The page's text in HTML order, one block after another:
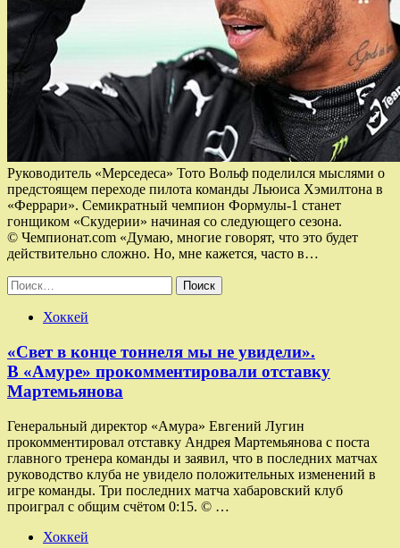
Руководитель «Мерседеса» Тото Вольф поделился мыслями о
предстоящем переходе пилота команды Льюиса Хэмилтона в
«Феррари». Семикратный чемпион Формулы-1 станет
гонщиком «Скудерии» начиная со следующего сезона.
© Чемпионат.com «Думаю, многие говорят, что это будет
действительно сложно. Но, мне кажется, часто в…
Найти:
Хоккей
«Свет в конце тоннеля мы не увидели».
В «Амуре» прокомментировали отставку
Мартемьянова
Генеральный директор «Амура» Евгений Лугин
прокомментировал отставку Андрея Мартемьянова с поста
главного тренера команды и заявил, что в последних матчах
руководство клуба не увидело положительных изменений в
игре команды. Три последних матча хабаровский клуб
проиграл с общим счётом 0:15. © …
Хоккей